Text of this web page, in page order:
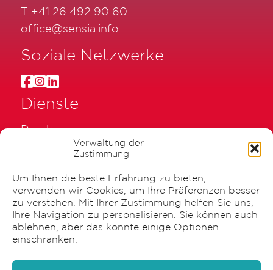
Verwaltung der
Zustimmung
Um Ihnen die beste Erfahrung zu bieten,
verwenden wir Cookies, um Ihre Präferenzen besser
zu verstehen. Mit Ihrer Zustimmung helfen Sie uns,
Ihre Navigation zu personalisieren. Sie können auch
ablehnen, aber das könnte einige Optionen
einschränken.
T +41 26 492 90 60
office@sensia.info
Soziale Netzwerke
Dienste
Druck
Beschriftung
Graphische Gestaltung
Impressum & Datenschutz